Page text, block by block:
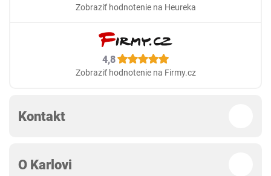
Zobraziť hodnotenie na Heureka
4,8
Zobraziť hodnotenie na Firmy.cz
Kontakt
O Karlovi